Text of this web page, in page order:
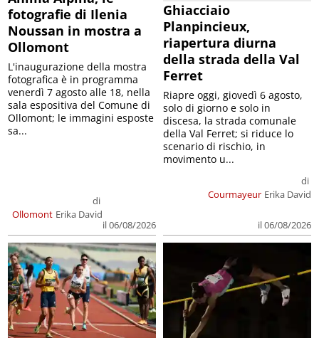
fotografie di Ilenia
Noussan in mostra a
Ollomont
Ollomont
di
Erika David
il 06/08/2026
L'inaugurazione della mostra
fotografica è in programma
venerdì 7 agosto alle 18, nella
sala espositiva del Comune di
Ollomont; le immagini esposte
sa...
Ghiacciaio
Planpincieux,
riapertura diurna
della strada della Val
Ferret
Courmayeur
di
Erika David
il 06/08/2026
Riapre oggi, giovedì 6 agosto,
solo di giorno e solo in
discesa, la strada comunale
della Val Ferret; si riduce lo
scenario di rischio, in
movimento u...